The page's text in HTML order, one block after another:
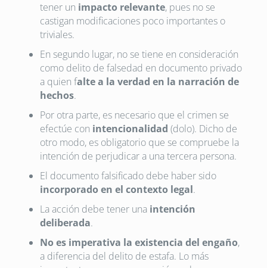
tener un impacto relevante, pues no se
castigan modificaciones poco importantes o
triviales.
En segundo lugar, no se tiene en consideración
como delito de falsedad en documento privado
a quien falte a la verdad en la narración de
hechos.
Por otra parte, es necesario que el crimen se
efectúe con intencionalidad (dolo). Dicho de
otro modo, es obligatorio que se compruebe la
intención de perjudicar a una tercera persona.
El documento falsificado debe haber sido
incorporado en el contexto legal.
La acción debe tener una intención
deliberada.
No es imperativa la existencia del engaño,
a diferencia del delito de estafa. Lo más